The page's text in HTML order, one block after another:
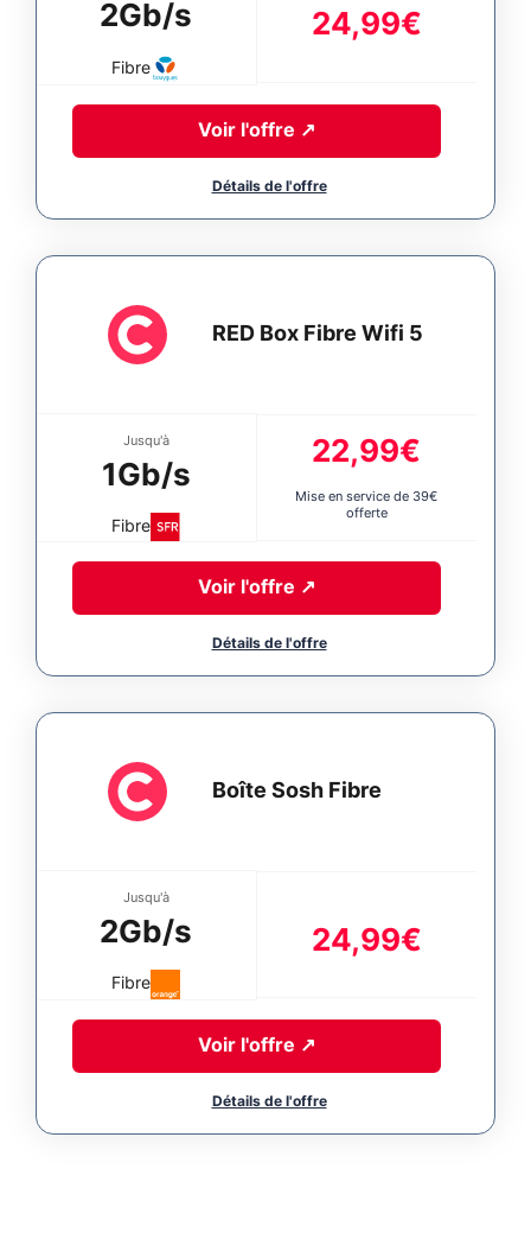
2Gb/s
Fibre
24,99€
Voir l'offre ↗
RED Box Fibre Wifi 5
Jusqu'à
1Gb/s
Fibre
22,99€
Mise en service de 39€
offerte
Voir l'offre ↗
Boîte Sosh Fibre
Jusqu'à
2Gb/s
Fibre
24,99€
Voir l'offre ↗